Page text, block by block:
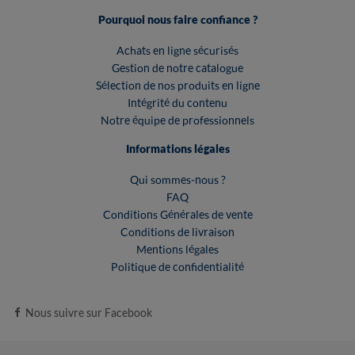
Pourquoi nous faire confiance ?
Achats en ligne sécurisés
Gestion de notre catalogue
Sélection de nos produits en ligne
Intégrité du contenu
Notre équipe de professionnels
Informations légales
Qui sommes-nous ?
FAQ
Conditions Générales de vente
Conditions de livraison
Mentions légales
Politique de confidentialité
Nous suivre sur Facebook